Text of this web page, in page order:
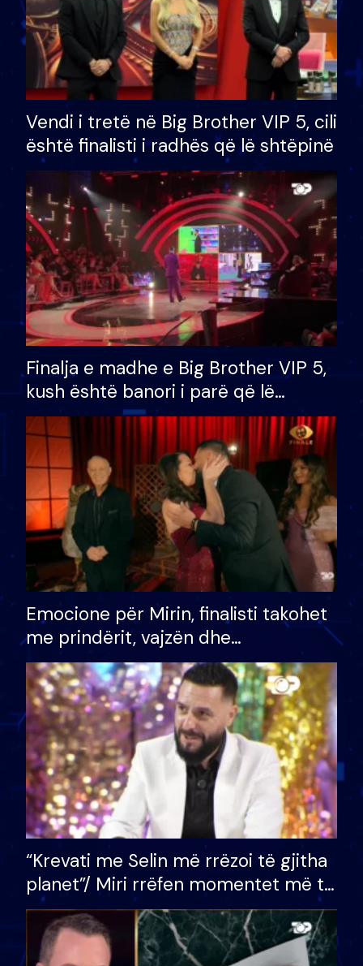
Vendi i tretë në Big Brother VIP 5, cili
është finalisti i radhës që lë shtëpinë
Finalja e madhe e Big Brother VIP 5,
kush është banori i parë që lë
shtëpinë dhe humb mundësinë për
të fituar çmimin e madh
Emocione për Mirin, finalisti takohet
me prindërit, vajzën dhe
bashkëshorten: S’kemi ndonjë letër
divorci apo jo?
“Krevati me Selin më rrëzoi të gjitha
planet”/ Miri rrëfen momentet më të
bukura në shtëpinë e BB VIP: Do më
mungojë zilja e mëngjesit kur…